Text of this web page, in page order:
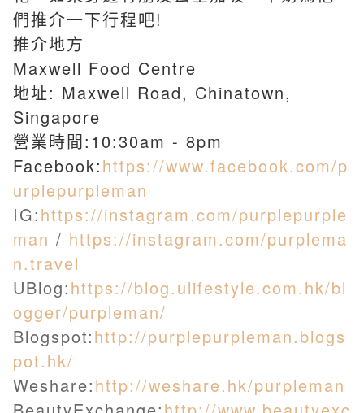
們推介一下行程吧!
推介地方
Maxwell Food Centre
地址: Maxwell Road, Chinatown,
Singapore
營業時間:10:30am - 8pm
Facebook:https://www.facebook.com/p
urplepurpleman
IG:https://instagram.com/purplepurple
man / https://instagram.com/purplema
n.travel
UBlog:https://blog.ulifestyle.com.hk/bl
ogger/purpleman/
Blogspot:http://purplepurpleman.blogs
pot.hk/
Weshare:http://weshare.hk/purpleman